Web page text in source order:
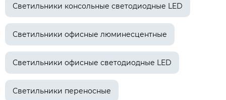
Светильники консольные светодиодные LED
Светильники офисные люминесцентные
Светильники офисные светодиодные LED
Светильники переносные